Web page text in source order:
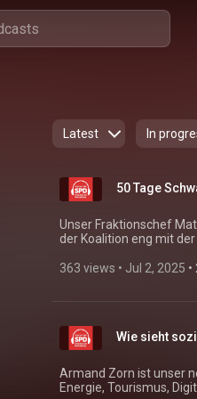
Latest In
50 Tage
Unser Fraktionschef
der Koalition eng mit
ein AfD-Verbot
363 views • Jul 2, 2025 •
Wie sieht
Armand Zorn ist unser
Energie, Tourismus,